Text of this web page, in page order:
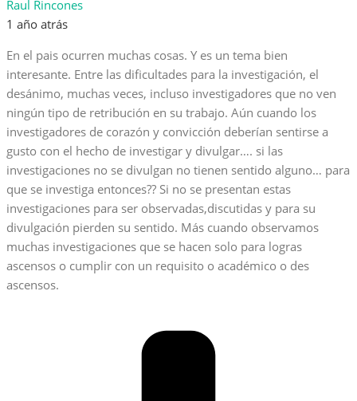
Raul Rincones
1 año atrás
En el pais ocurren muchas cosas. Y es un tema bien
interesante. Entre las dificultades para la investigación, el
desánimo, muchas veces, incluso investigadores que no ven
ningún tipo de retribución en su trabajo. Aún cuando los
investigadores de corazón y convicción deberían sentirse a
gusto con el hecho de investigar y divulgar…. si las
investigaciones no se divulgan no tienen sentido alguno… para
que se investiga entonces?? Si no se presentan estas
investigaciones para ser observadas,discutidas y para su
divulgación pierden su sentido. Más cuando observamos
muchas investigaciones que se hacen solo para logras
ascensos o cumplir con un requisito o académico o des
ascensos.